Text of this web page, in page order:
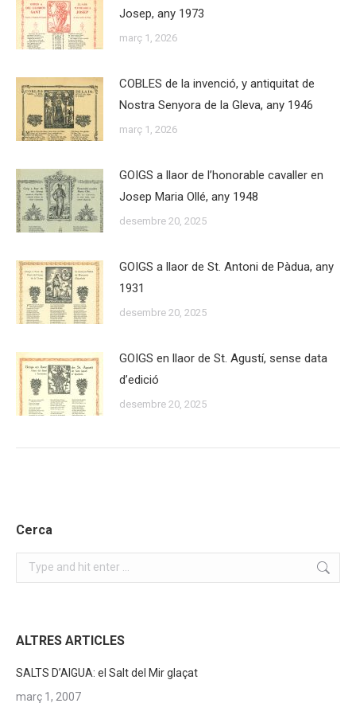
Josep, any 1973
març 1, 2026
COBLES de la invenció, y antiquitat de
Nostra Senyora de la Gleva, any 1946
març 1, 2026
GOIGS a llaor de l’honorable cavaller en
Josep Maria Ollé, any 1948
desembre 20, 2025
GOIGS a llaor de St. Antoni de Pàdua, any
1931
desembre 20, 2025
GOIGS en llaor de St. Agustí, sense data
d’edició
desembre 20, 2025
Cerca
Search:
ALTRES ARTICLES
SALTS D’AIGUA: el Salt del Mir glaçat
març 1, 2007